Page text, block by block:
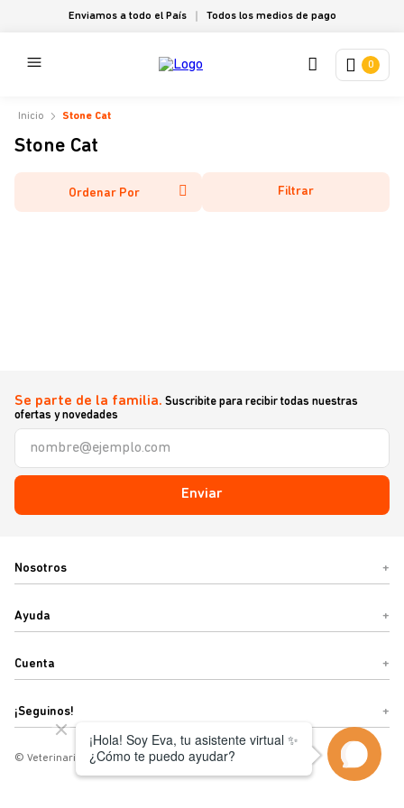
Enviamos a todo el País Todos los medios de pago
0
Stone Cat
Stone Cat
Ordenar Por Filtrar
Se parte de la familia. Suscribite para recibir todas nuestras
ofertas y novedades
Enviar
Nosotros +
Ayuda +
Cuenta +
¡Seguinos! +
© Veterinaria Sebastián o Términos y condiciones